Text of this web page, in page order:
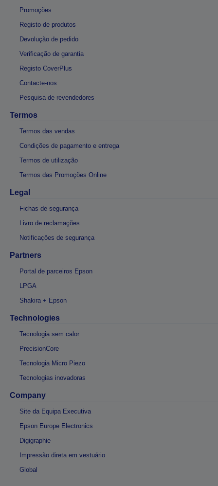
Promoções
Registo de produtos
Devolução de pedido
Verificação de garantia
Registo CoverPlus
Contacte-nos
Pesquisa de revendedores
Termos
Termos das vendas
Condições de pagamento e entrega
Termos de utilização
Termos das Promoções Online
Legal
Fichas de segurança
Livro de reclamações
Notificações de segurança
Partners
Portal de parceiros Epson
LPGA
Shakira + Epson
Technologies
Tecnologia sem calor
PrecisionCore
Tecnologia Micro Piezo
Tecnologias inovadoras
Company
Site da Equipa Executiva
Epson Europe Electronics
Digigraphie
Impressão direta em vestuário
Global